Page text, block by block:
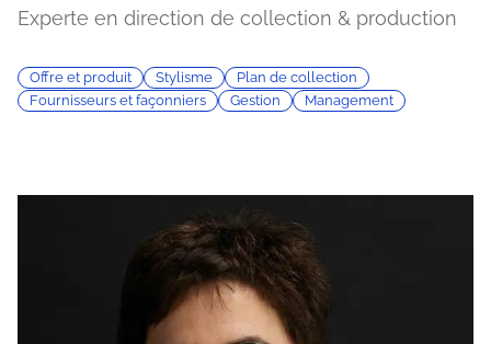
Experte en direction de collection & production
Offre et produit Stylisme
Plan de collection
Fournisseurs et façonniers
Gestion Management